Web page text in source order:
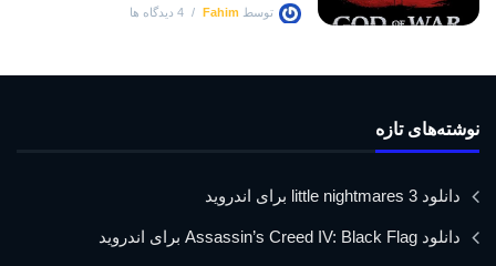
توسط Fahim 4 دیدگاه ها
نوشته‌های تازه
دانلود little nightmares 3 برای اندروید
دانلود Assassin’s Creed IV: Black Flag برای اندروید